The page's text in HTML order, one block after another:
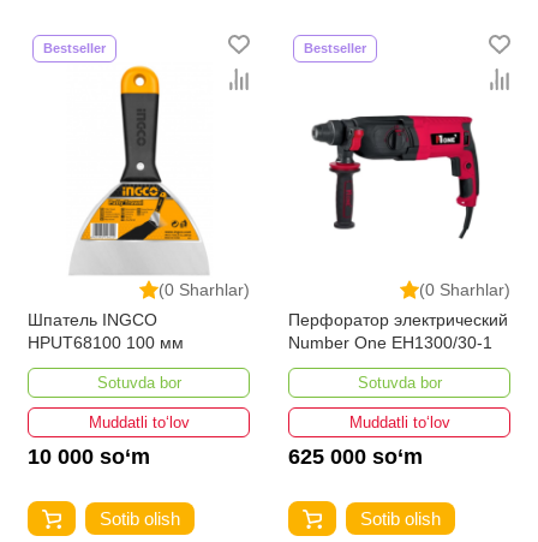
(0 Sharhlar)
Bestseller
Шпатель INGCO
HPUT68100 100 мм
Sotuvda bor
Muddatli to‘lov
10 000 so‘m
Sotib olish
(0 Sharhlar)
Bestseller
Перфоратор электрический
Number One EH1300/30-1
Sotuvda bor
Muddatli to‘lov
625 000 so‘m
Sotib olish